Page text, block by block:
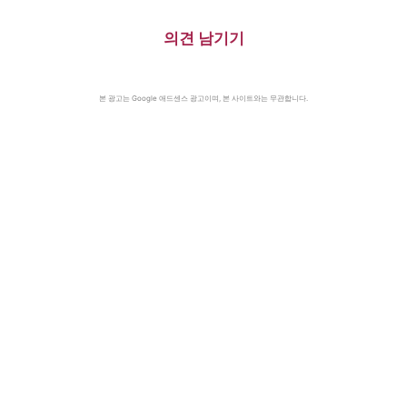
의견 남기기
본 광고는 Google 애드센스 광고이며, 본 사이트와는 무관합니다.